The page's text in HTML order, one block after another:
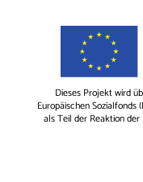
Dieses Projekt wird
Europäischen Sozialfonds
als Teil der Reaktion